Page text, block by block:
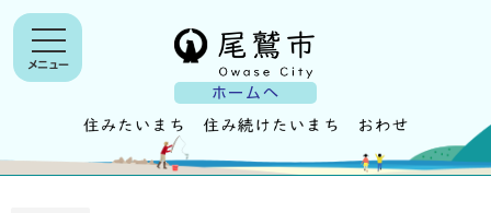
ホームへ
メニュー